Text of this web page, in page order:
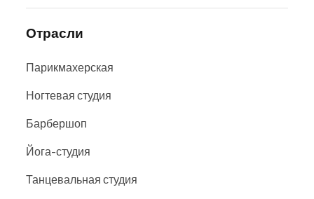
Отрасли
Парикмахерская
Ногтевая студия
Барбершоп
Йога-студия
Танцевальная студия